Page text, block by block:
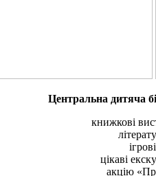
Центральна дитяча
книжкові
цікаві
акцію